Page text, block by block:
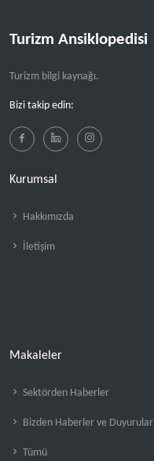
Turizm Ansiklopedisi
Turizm bilgi kaynağı.
Bizi takip edin:
Kurumsal
Hakkımızda
İletişim
Makaleler
Sektörden Haberler
Bizden Haberler ve Duyurular
Tümü